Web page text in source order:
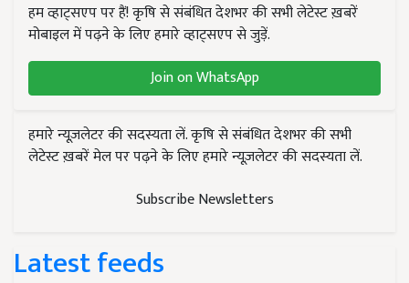
हम व्हाट्सएप पर हैं! कृषि से संबंधित देशभर की सभी लेटेस्ट ख़बरें
मोबाइल में पढ़ने के लिए हमारे व्हाट्सएप से जुड़ें.
Join on WhatsApp
हमारे न्यूज़लेटर की सदस्यता लें. कृषि से संबंधित देशभर की सभी
लेटेस्ट ख़बरें मेल पर पढ़ने के लिए हमारे न्यूज़लेटर की सदस्यता लें.
Subscribe Newsletters
Latest feeds